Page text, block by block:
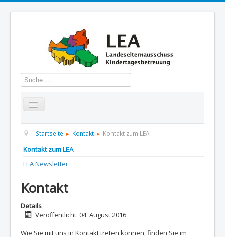
Suchen
Startseite Über uns Aktuelles
Startseite Kontakt Kontakt zum LEA
Kontakt zum LEA
LEA Newsletter
Kontakt
Details
Veröffentlicht: 04. August 2016
Wie Sie mit uns in Kontakt treten können, finden Sie im